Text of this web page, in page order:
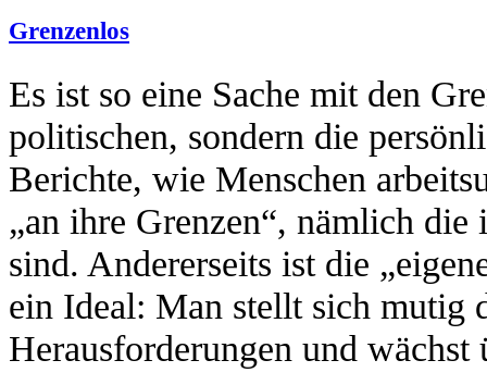
Grenzenlos
Es ist so eine Sache mit den
politischen, sondern die
Berichte, wie Menschen
„an ihre Grenzen“, nämlich
sind. Andererseits ist die
ein Ideal: Man stellt sich mutig
Herausforderungen und wächst